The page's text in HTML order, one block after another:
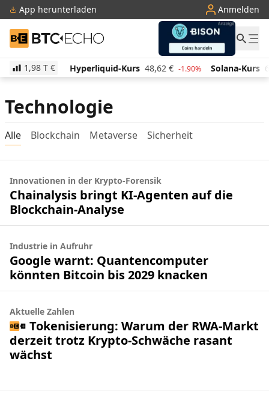
App herunterladen Anmelden
BTC-ECHO
1,98 T €
€ -0.80% Hyperliquid-Kurs 48,62 € -1.90% Solana-Kurs
Technologie
Alle Blockchain Metaverse Sicherheit
Innovationen in der Krypto-Forensik
Chainalysis bringt KI-Agenten auf die
Blockchain-Analyse
Industrie in Aufruhr
Google warnt: Quantencomputer
könnten Bitcoin bis 2029 knacken
Aktuelle Zahlen
Tokenisierung: Warum der RWA-Markt
derzeit trotz Krypto-Schwäche rasant
wächst